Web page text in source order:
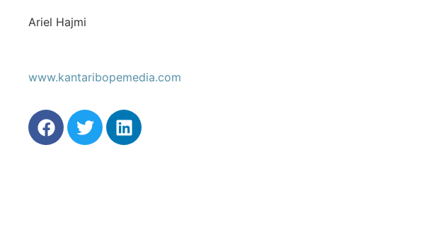
Ariel Hajmi
www.kantaribopemedia.com